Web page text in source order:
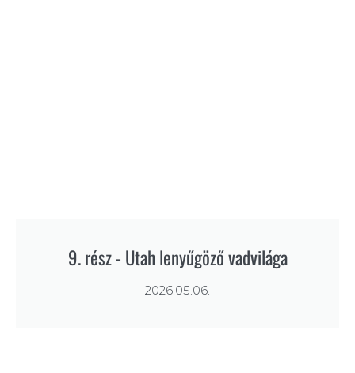
9. rész - Utah lenyűgöző vadvilága
2026.05.06.